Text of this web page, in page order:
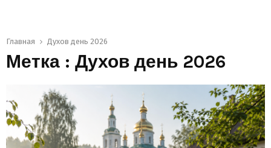
Главная Духов день 2026
Метка : Духов день 2026